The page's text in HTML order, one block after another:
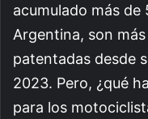
acumulado más de
Argentina, son
patentadas desde
2023. Pero, ¿qué
para los